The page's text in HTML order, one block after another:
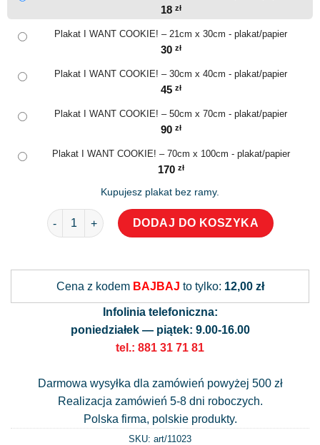
18 zł
Plakat I WANT COOKIE! – 21cm x 30cm - plakat/papier
30 zł
Plakat I WANT COOKIE! – 30cm x 40cm - plakat/papier
45 zł
Plakat I WANT COOKIE! – 50cm x 70cm - plakat/papier
90 zł
Plakat I WANT COOKIE! – 70cm x 100cm - plakat/papier
170 zł
Kupujesz plakat bez ramy.
ilość Plakat I WANT COOKIE!
DODAJ DO KOSZYKA
Cena z kodem BAJBAJ to tylko: 12,00 zł
Infolinia telefoniczna:
poniedziałek — piątek: 9.00-16.00
tel.: 881 31 71 81
Darmowa wysyłka dla zamówień powyżej 500 zł
Realizacja zamówień 5-8 dni roboczych.
Polska firma, polskie produkty.
SKU: art/11023